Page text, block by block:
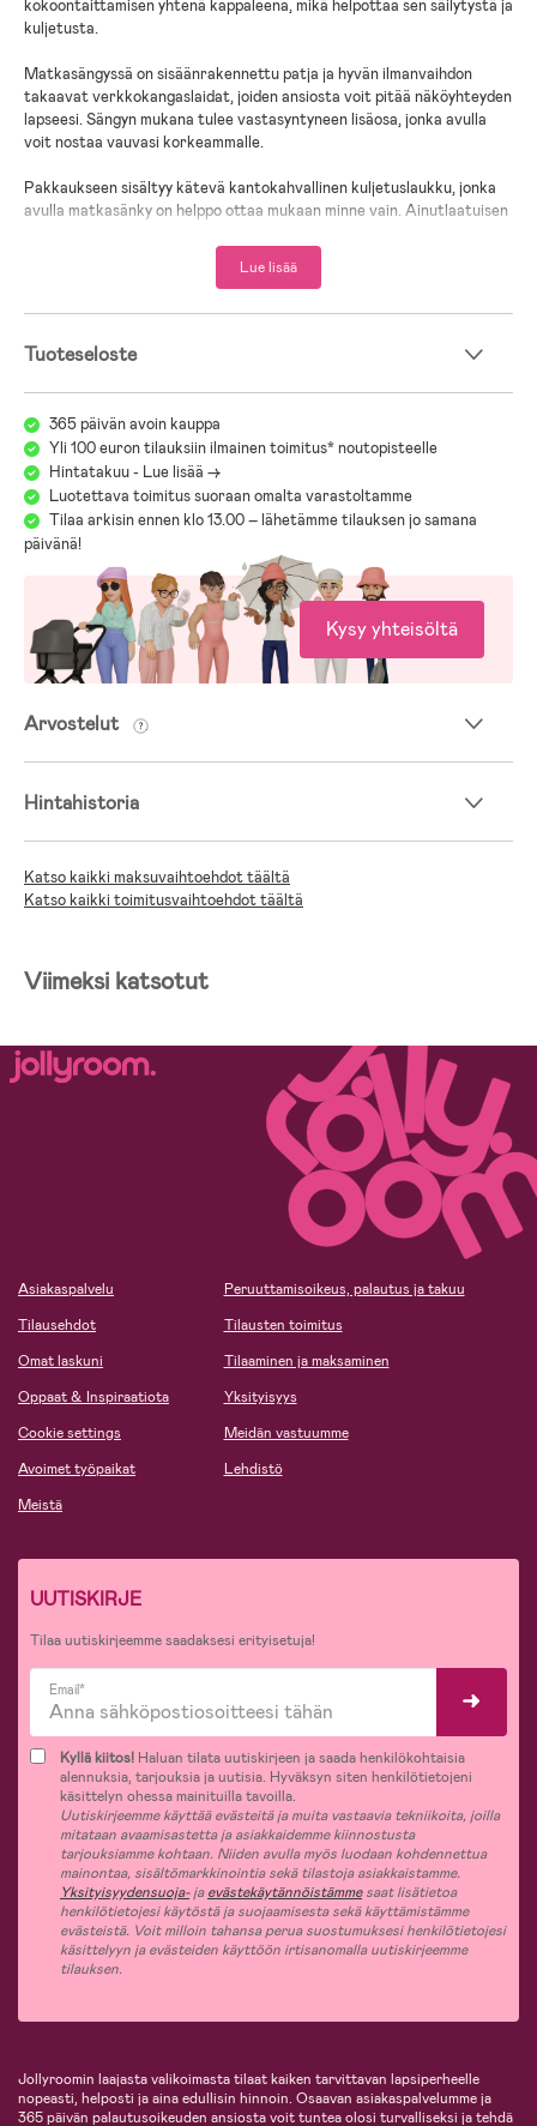
kokoontaittamisen yhtenä kappaleena, mikä helpottaa sen säilytystä ja
kuljetusta.
Matkasängyssä on sisäänrakennettu patja ja hyvän ilmanvaihdon
takaavat verkkokangaslaidat, joiden ansiosta voit pitää näköyhteyden
lapseesi. Sängyn mukana tulee vastasyntyneen lisäosa, jonka avulla
voit nostaa vauvasi korkeammalle.
Pakkaukseen sisältyy kätevä kantokahvallinen kuljetuslaukku, jonka
avulla matkasänky on helppo ottaa mukaan minne vain. Ainutlaatuisen
on todella helppokäyttöinen ja käyttömukavuudeltaan erinomainen all-
in-one-matkasänky sekä kotioloissa käytettäväksi että otettavaksi
– Helppo avata vain yhdessä sekunnissa
– Patjaa ei tarvitse poistaa kokoontaitettaessa
– Sopii sekä kokeneille että tuoreille vanhemmille
– Pakkauksessa patja, vastasyntyneen lisäosa ja kantokassi
– Vastasyntyneen lisäosan enimmäiskuormitus: 9 kg
– Matkasängyn enimmäiskuormitus: 15 kg
Ikäsuositus: 0– 2 vuotta (15 kg/89 cm)
Lue lisää
Tuoteseloste
365 päivän avoin kauppa
Yli 100 euron tilauksiin ilmainen toimitus* noutopisteelle
Hintatakuu - Lue lisää ->
Luotettava toimitus suoraan omalta varastoltamme
Tilaa arkisin ennen klo 13.00 – lähetämme tilauksen jo samana
päivänä!
Kysy yhteisöltä
Arvostelut
Hintahistoria
Katso kaikki maksuvaihtoehdot täältä
Katso kaikki toimitusvaihtoehdot täältä
Viimeksi katsotut
Asiakaspalvelu
Tilausehdot
Omat laskuni
Oppaat & Inspiraatiota
Cookie settings
Avoimet työpaikat
Meistä
Peruuttamisoikeus, palautus ja takuu
Tilausten toimitus
Tilaaminen ja maksaminen
Yksityisyys
Meidän vastuumme
Lehdistö
UUTISKIRJE
Tilaa uutiskirjeemme saadaksesi erityisetuja!
Email*
Kyllä kiitos! Haluan tilata uutiskirjeen ja saada henkilökohtaisia
alennuksia, tarjouksia ja uutisia. Hyväksyn siten henkilötietojeni
käsittelyn ohessa mainituilla tavoilla.
Uutiskirjeemme käyttää evästeitä ja muita vastaavia tekniikoita, joilla
mitataan avaamisastetta ja asiakkaidemme kiinnostusta
tarjouksiamme kohtaan. Niiden avulla myös luodaan kohdennettua
mainontaa, sisältömarkkinointia sekä tilastoja asiakkaistamme.
Yksityisyydensuoja-jaevästekäytännöistämmesaat lisätietoa
henkilötietojesi käytöstä ja suojaamisesta sekä käyttämistämme
evästeistä. Voit milloin tahansa perua suostumuksesi henkilötietojesi
käsittelyyn ja evästeiden käyttöön irtisanomalla uutiskirjeemme
tilauksen.
Jollyroomin laajasta valikoimasta tilaat kaiken tarvittavan lapsiperheelle
nopeasti, helposti ja aina edullisin hinnoin. Osaavan asiakaspalvelumme ja
365 päivän palautusoikeuden ansiosta voit tuntea olosi turvalliseksi ja tehdä